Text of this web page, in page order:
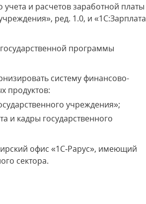
и расчетов заработной платы
ред. 1.0, и «1С:Зарплата
программы
систему финансово-
продуктов:
учреждения»;
и кадры государственного
офис «1С‑Рарус», имеющий
сектора.